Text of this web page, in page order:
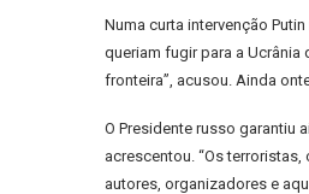
Numa curta intervenção
queriam fugir para a Ucrânia
fronteira”, acusou. Ainda
O Presidente russo garantiu
acrescentou. “Os
autores, organizadores e